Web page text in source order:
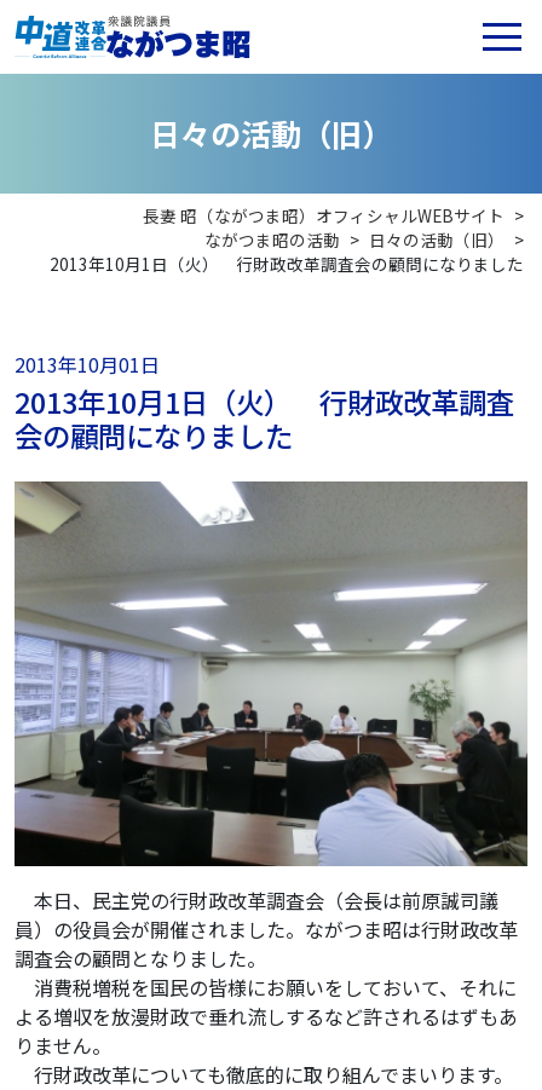
日々の活動 （旧）
長妻 昭（ながつま昭）オフィシャルWEBサイト >
ながつま昭の活動 > 日々の活動（旧）
>
2013年10月1日（火） 行財政改革調査会の顧問になりました
2013年10月01日
2013年10月1日（火） 行財政改革調査
会の顧問になりました
本日、民主党の行財政改革調査会（会長は前原誠司議
員）の役員会が開催されました。ながつま昭は行財政改革
調査会の顧問となりました。
消費税増税を国民の皆様にお願いをしておいて、それに
よる増収を放漫財政で垂れ流しするなど許されるはずもあ
りません。
行財政改革についても徹底的に取り組んでまいります。